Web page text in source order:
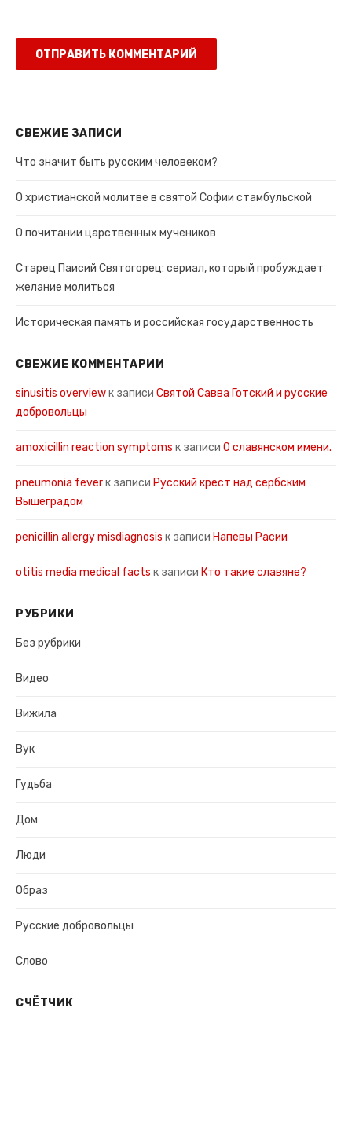
СВЕЖИЕ ЗАПИСИ
Что значит быть русским человеком?
О христианской молитве в святой Софии стамбульской
О почитании царственных мучеников
Старец Паисий Святогорец: сериал, который пробуждает
желание молиться
Историческая память и российская государственность
СВЕЖИЕ КОММЕНТАРИИ
sinusitis overviewк записи Святой Савва Готский и русские
добровольцы
amoxicillin reaction symptoms к записи О славянском имени.
pneumonia feverк записи Русский крест над сербским
Вышеградом
penicillin allergy misdiagnosis к записи Напевы Расии
otitis media medical facts к записи Кто такие славяне?
РУБРИКИ
Без рубрики
Видео
Вижила
Вук
Гудьба
Дом
Люди
Образ
Русские добровольцы
Слово
СЧЁТЧИК